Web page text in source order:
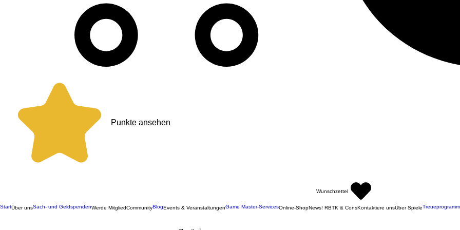
Punkte ansehen
Wunschzettel
StartÜber unsSach- und GeldspendenWerde MitgliedCommunityBlogEvents & VeranstaltungenGame Master-ServicesOnline-ShopNews! RBTK & ConsKontaktiere unsÜber SpieleTreueprogramm